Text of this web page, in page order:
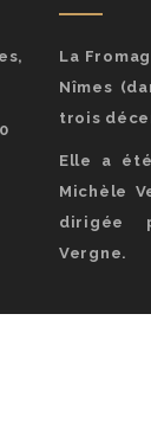
La
Nîmes
trois
Elle a
Michèle
dirigée
Vergne.